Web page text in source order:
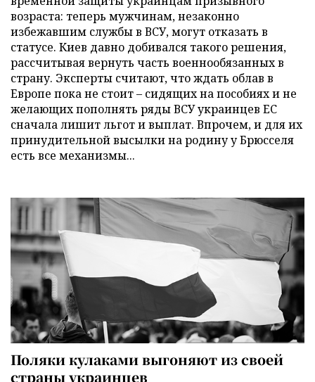
возраста: теперь мужчинам, незаконно
избежавшим службы в ВСУ, могут отказать в
статусе. Киев давно добивался такого решения,
рассчитывая вернуть часть военнообязанных в
страну. Эксперты считают, что ждать облав в
Европе пока не стоит – сидящих на пособиях и не
желающих пополнять ряды ВСУ украинцев ЕС
сначала лишит льгот и выплат. Впрочем, и для их
принудительной высылки на родину у Брюсселя
есть все механизмы...
Поляки кулаками выгоняют из своей
страны украинцев